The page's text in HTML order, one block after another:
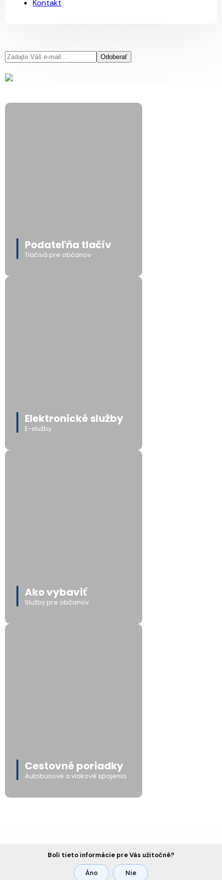
Kontakt
Odoberať
Podateľňa tlačív
Tlačivá pre občanov
Elektronické služby
E-služby
Ako vybaviť
Služby pre občanov
Cestovné poriadky
Autobusové a vlakové spojenia
Boli tieto informácie pre Vás užitočné?
Áno Nie